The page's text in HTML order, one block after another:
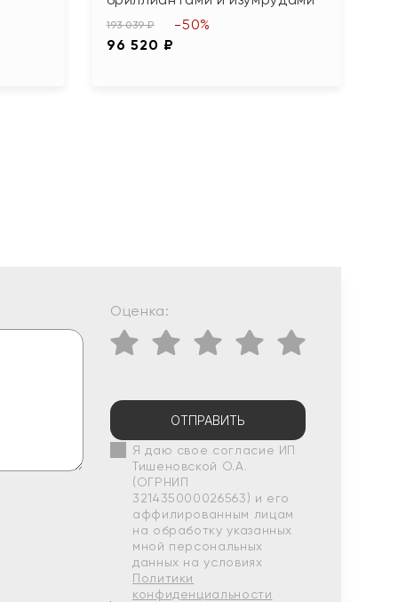
193 039 ₽
96 520 ₽
-50%
Оценка:
ОТПРАВИТЬ
Я даю свое согласие ИП
Тишеновской О.А.
(ОГРНИП
321435000026563) и его
аффилированным лицам
на обработку указанных
мной персональных
данных на условиях
Политики
конфиденциальности